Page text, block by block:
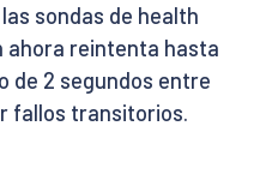
sondas de health
ahora reintenta hasta
de 2 segundos entre
fallos transitorios.